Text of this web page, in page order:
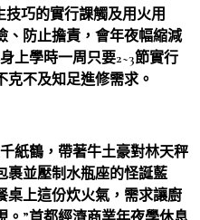
巧的實行課觸及用火用
、防止擔責，會年夜幅縮減
上學時一周只要2~3節實行
克不及知足進修需求。
紙鶴，帶著牛土豪對林天秤
裹並壓制水瓶座的怪誕藍
桌上這份炊火氣，需求讓廚